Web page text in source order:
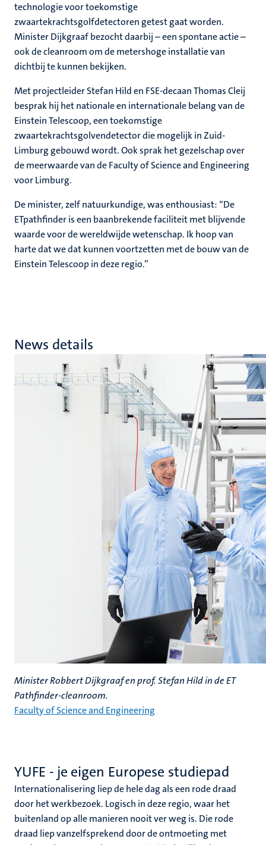
technologie voor toekomstige
zwaartekrachtsgolfdetectoren getest gaat worden.
Minister Dijkgraaf bezocht daarbij – een spontane actie –
ook de cleanroom om de metershoge installatie van
dichtbij te kunnen bekijken.
Met projectleider Stefan Hild en FSE-decaan Thomas Cleij
besprak hij het nationale en internationale belang van de
Einstein Telescoop, een toekomstige
zwaartekrachtsgolvendetector die mogelijk in Zuid-
Limburg gebouwd wordt. Ook sprak het gezelschap over
de meerwaarde van de Faculty of Science and Engineering
voor Limburg.
De minister, zelf natuurkundige, was enthousiast: “De
ETpathfinder is een baanbrekende faciliteit met blijvende
waarde voor de wereldwijde wetenschap. Ik hoop van
harte dat we dat kunnen voortzetten met de bouw van de
Einstein Telescoop in deze regio.”
News details
Minister Robbert Dijkgraaf en prof. Stefan Hild in de ET
Pathfinder-cleanroom.
Faculty of Science and Engineering
YUFE - je eigen Europese studiepad
Internationalisering liep de hele dag als een rode draad
door het werkbezoek. Logisch in deze regio, waar het
buitenland op alle manieren nooit ver weg is. Die rode
draad liep vanzelfsprekend door de ontmoeting met